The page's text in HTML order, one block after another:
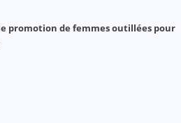
promotion de femmes outillées pour